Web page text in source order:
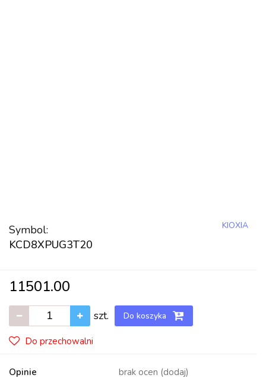
Symbol:
KCD8XPUG3T20
KIOXIA
11501.00
szt. Do koszyka
Do przechowalni
Opinie brak ocen (dodaj)